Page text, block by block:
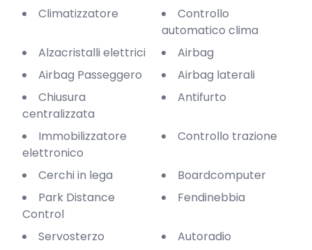
Climatizzatore
Controllo
automatico clima
Alzacristalli elettrici
Airbag
Airbag Passeggero
Airbag laterali
Chiusura
centralizzata
Antifurto
Immobilizzatore
elettronico
Controllo trazione
Cerchi in lega
Boardcomputer
Park Distance
Control
Fendinebbia
Servosterzo
Autoradio